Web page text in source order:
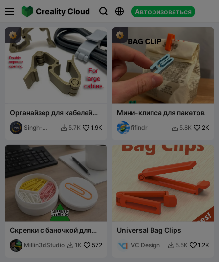
Creality Cloud   Авторизоваться
 
Органайзер для кабелей
(большая версия)
Singh-
 5.7K 1.9K
Мини-клипса для пакетов
fifindr  5.8K 2K
Скрепки с баночкой для
скрепок
Millin3dStudio  1K 572
Universal Bag Clips
VC Design  5.5K 1.2K